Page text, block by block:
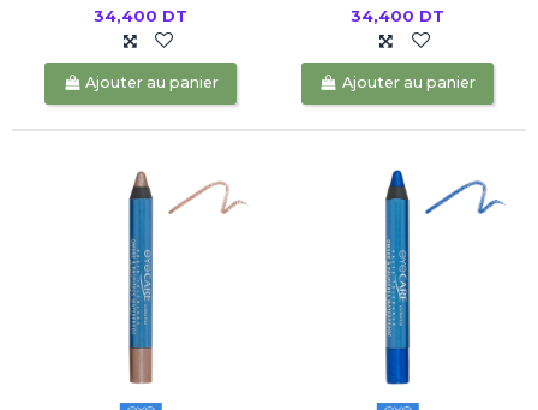
34,400 DT
Ajouter au panier
34,400 DT
Ajouter au panier